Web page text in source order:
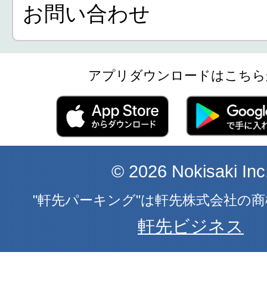
お問い合わせ
アプリダウンロードはこち
© 2026 Nokisaki
"軒先パーキング"は軒先株式会社の
軒先ビジネス